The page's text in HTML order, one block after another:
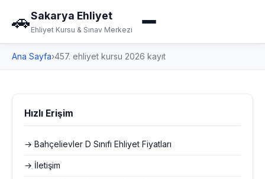
🚗Sakarya Ehliyet
Ehliyet Kursu & Sınav Merkezi
Ana Sayfa›457. ehliyet kursu 2026 kayıt
Hızlı Erişim
→ Bahçelievler D Sınıfı Ehliyet Fiyatları
→ İletişim